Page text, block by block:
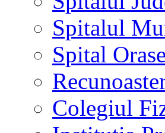
Spitalul
Spital
Colegiul